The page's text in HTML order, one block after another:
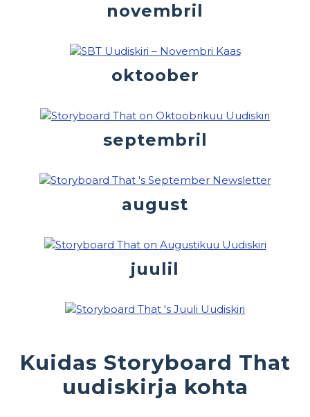
novembril
oktoober
septembril
august
juulil
Kuidas Storyboard That
uudiskirja kohta